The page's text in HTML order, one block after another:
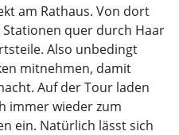
am Rathaus. Von dort
quer durch Haar
Also unbedingt
mitnehmen, damit
Auf der Tour laden
immer wieder zum
ein. Natürlich lässt sich